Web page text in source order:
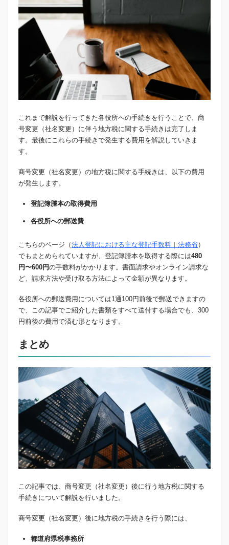
これまで解説を行ってきた各役所への手続きを行うことで、商
号変更（社名変更）に伴う地方税に関する手続きは完了しま
す。最後にこれらの手続きで発生する費用を解説していきま
す。
商号変更（社名変更）の地方税に関する手続きは、以下の費用
が発生します。
登記簿謄本の取得費用
各役所への郵送費
こちらのページ（法人登記における主な登記手数料｜法務省）
でもまとめられていますが、登記簿謄本を取得する際には480
円〜600円の手数料がかかります。書面請求やオンライン請求な
ど、請求方法や受け取る方法によって金額が異なります。
各役所への郵送費用については1通100円前後で郵送できますの
で、この記事でご紹介した書類をすべて送付する場合でも、300
円前後の費用で済む形となります。
まとめ
この記事では、商号変更（社名変更）後に行う地方税に関する
手続きについて解説を行いました。
商号変更（社名変更）後に地方税の手続きを行う際には、
都道府県税事務所